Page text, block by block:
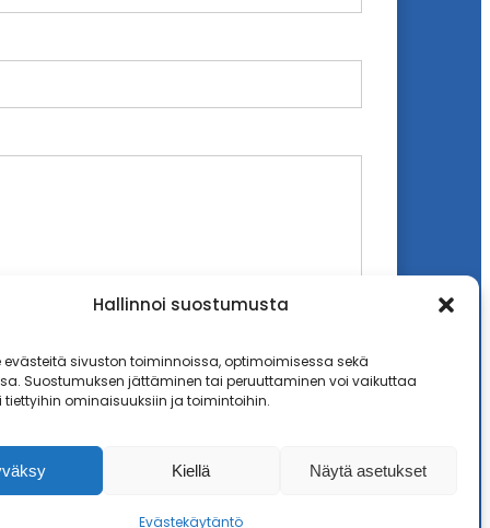
Hallinnoi suostumusta
sivuston toiminnoissa, optimoimisessa sekä
Suostumuksen jättäminen tai peruuttaminen voi vaikuttaa
tiettyihin ominaisuuksiin ja toimintoihin.
Kiellä Näytä asetukset
Evästekäytäntö